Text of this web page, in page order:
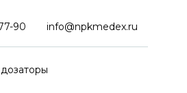
90 info@npkmedex.ru